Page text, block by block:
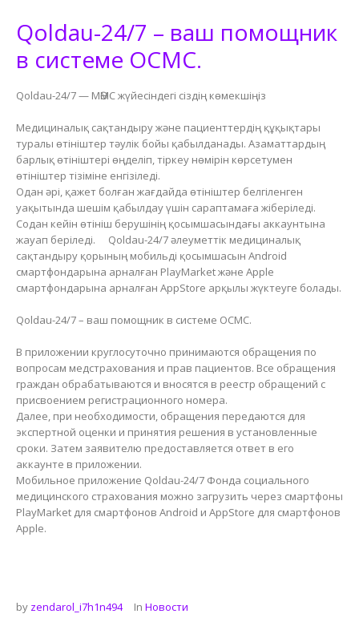
Qoldau-24/7 – ваш помощник
в системе ОСМС.
Qoldau-24/7 — МӘМС жүйесіндегі сіздің көмекшіңіз
Медициналық сақтандыру және пациенттердің құқықтары
туралы өтініштер тәулік бойы қабылданады. Азаматтардың
барлық өтініштері өңделіп, тіркеу нөмірін көрсетумен
өтініштер тізіміне енгізіледі.
Одан әрі, қажет болған жағдайда өтініштер белгіленген
уақытында шешім қабылдау үшін сараптамаға жіберіледі.
Содан кейін өтініш берушінің қосымшасындағы аккаунтына
жауап беріледі. ⠀ Qoldau-24/7 әлеуметтік медициналық
сақтандыру қорының мобильді қосымшасын Android
смартфондарына арналған PlayMarket және Apple
смартфондарына арналған AppStore арқылы жүктеуге болады.
Qoldau-24/7 – ваш помощник в системе ОСМС.
В приложении круглосуточно принимаются обращения по
вопросам медстрахования и прав пациентов. Все обращения
граждан обрабатываются и вносятся в реестр обращений с
присвоением регистрационного номера.
Далее, при необходимости, обращения передаются для
экспертной оценки и принятия решения в установленные
сроки. Затем заявителю предоставляется ответ в его
аккаунте в приложении.
Мобильное приложение Qoldau-24/7 Фонда социального
медицинского страхования можно загрузить через смартфоны
PlayMarket для смартфонов Android и AppStore для смартфонов
Apple.
by zendarol_i7h1n494 In Новости